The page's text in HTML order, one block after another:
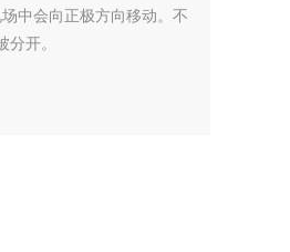
中会向正极方向移动。不
开。